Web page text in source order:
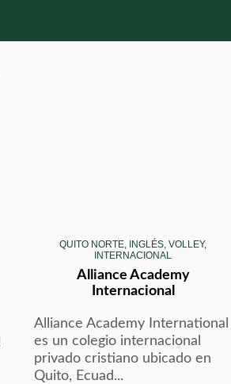
QUITO NORTE, INGLÉS, VOLLEY,
INTERNACIONAL
Alliance Academy
Internacional
Alliance Academy International
es un colegio internacional
privado cristiano ubicado en
Quito, Ecuad...